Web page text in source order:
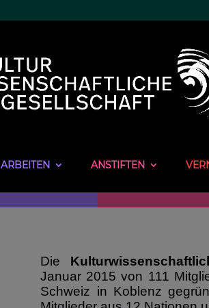
ARBEITEN ANSTIFTEN
Die
Januar 2015 von 111
Schweiz in Koblenz